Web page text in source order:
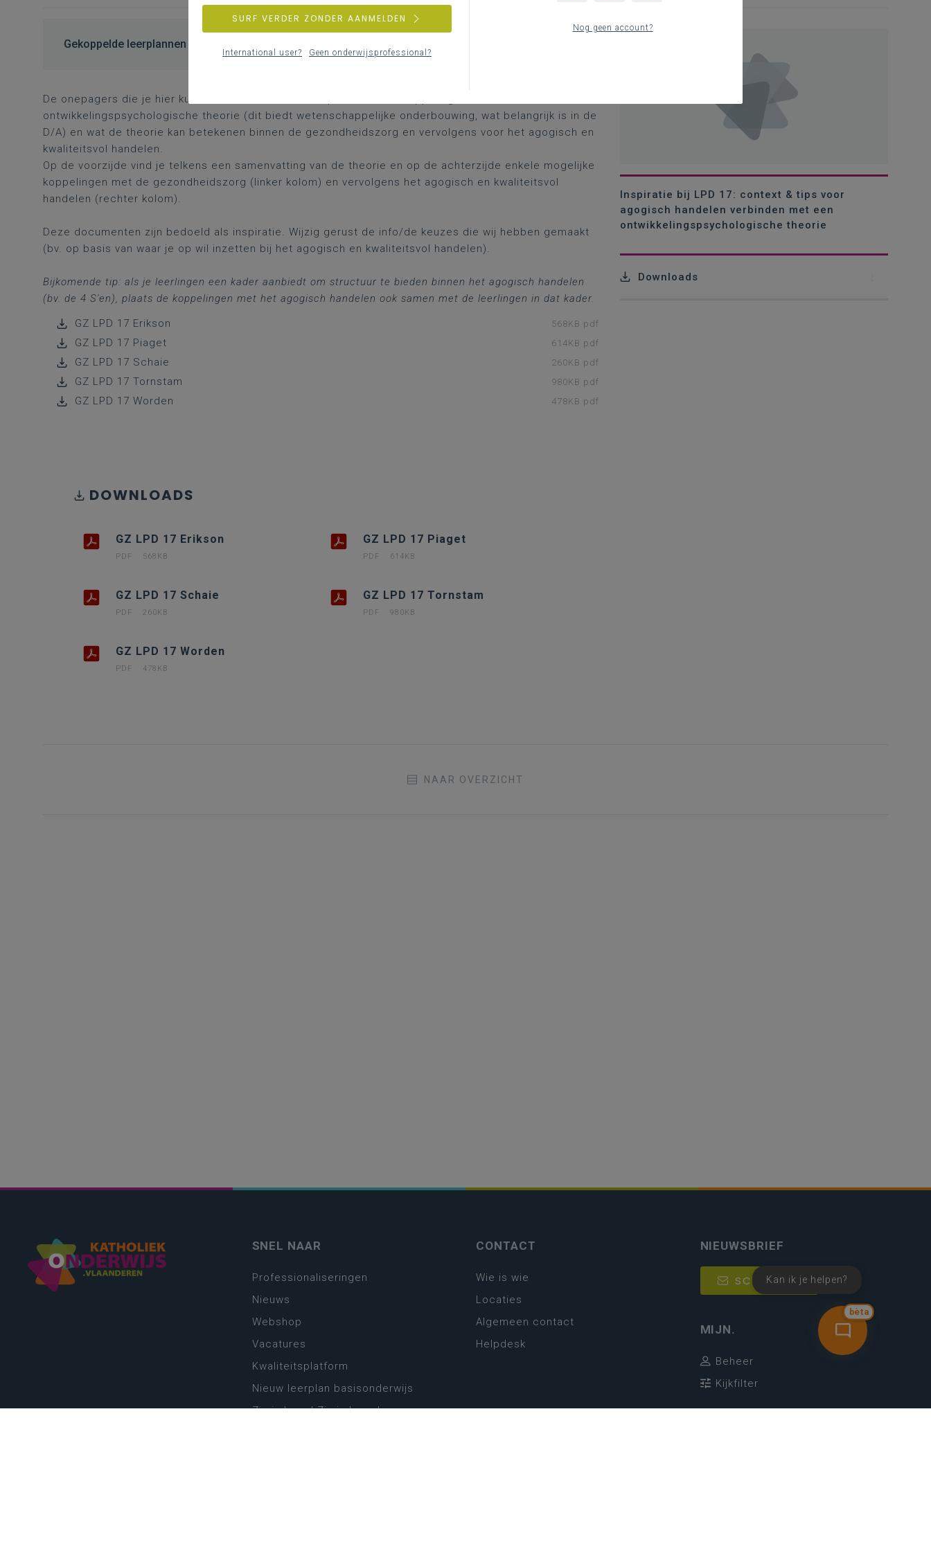
Inspiratie bij LPD 17: context & tips voor
agogisch handelen verbinden met een
ontwikkelingspsychologische theorie
Downloads
Gekoppelde leerplannen
De onepagers die je hier kunt downloaden bieden inspiratie om de koppeling te maken tussen een
ontwikkelingspsychologische theorie (dit biedt wetenschappelijke onderbouwing, wat belangrijk is in de
D/A) en wat de theorie kan betekenen binnen de gezondheidszorg en vervolgens voor het agogisch en
kwaliteitsvol handelen.
Op de voorzijde vind je telkens een samenvatting van de theorie en op de achterzijde enkele mogelijke
koppelingen met de gezondheidszorg (linker kolom) en vervolgens het agogisch en kwaliteitsvol
handelen (rechter kolom).
Deze documenten zijn bedoeld als inspiratie. Wijzig gerust de info/de keuzes die wij hebben gemaakt
(bv. op basis van waar je op wil inzetten bij het agogisch en kwaliteitsvol handelen).
Bijkomende tip: als je leerlingen een kader aanbiedt om structuur te bieden binnen het agogisch handelen
(bv. de 4 S'en), plaats de koppelingen met het agogisch handelen ook samen met de leerlingen in dat kader.
GZ LPD 17 Erikson
568KB pdf
GZ LPD 17 Piaget 614KB pdf
GZ LPD 17 Schaie 260KB pdf
GZ LPD 17 Tornstam 980KB pdf
GZ LPD 17 Worden 478KB pdf
DOWNLOADS
GZ LPD 17 Erikson
PDF 568KB
GZ LPD 17 Piaget
PDF 614KB
GZ LPD 17 Schaie
PDF 260KB
GZ LPD 17 Tornstam
PDF 980KB
GZ LPD 17 Worden
PDF 478KB
NAAR OVERZICHT
bèta
Kan ik je helpen?
SNEL NAAR
Professionaliseringen
Nieuws
Webshop
Vacatures
Kwaliteitsplatform
Nieuw leerplan basisonderwijs
Zin in leren! Zin in leven!
CONTACT
Wie is wie
Locaties
Algemeen contact
Helpdesk
NIEUWSBRIEF
SCHRIJF IN
MIJN.
Beheer
Kijkfilter
Nog geen account?
SURF VERDER ZONDER AANMELDEN
International user? Geen onderwijsprofessional?